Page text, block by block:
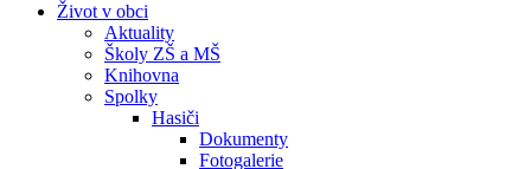
Život v obci
Aktuality
Školy ZŠ a MŠ
Knihovna
Spolky
Hasiči
Dokumenty
Fotogalerie